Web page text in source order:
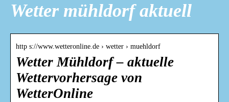
Wetter mühldorf aktuell
http s://www.wetteronline.de › wetter › muehldorf
Wetter Mühldorf – aktuelle
Wettervorhersage von
WetterOnline